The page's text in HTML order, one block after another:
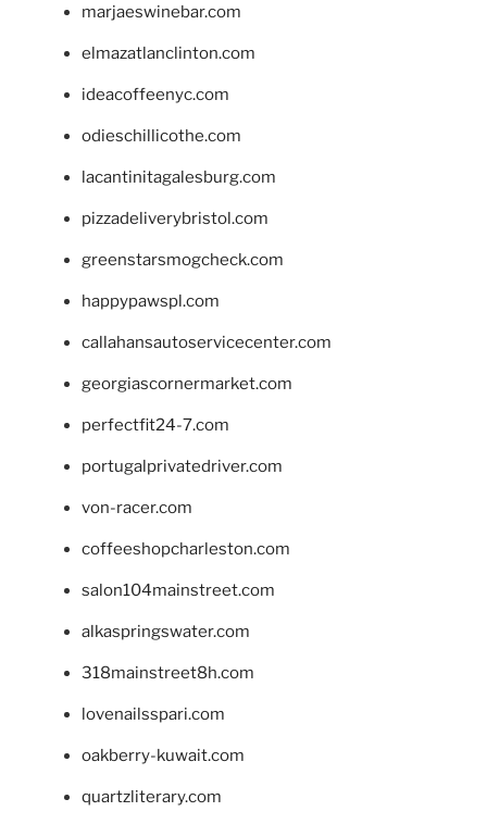
marjaeswinebar.com
elmazatlanclinton.com
ideacoffeenyc.com
odieschillicothe.com
lacantinitagalesburg.com
pizzadeliverybristol.com
greenstarsmogcheck.com
happypawspl.com
callahansautoservicecenter.com
georgiascornermarket.com
perfectfit24-7.com
portugalprivatedriver.com
von-racer.com
coffeeshopcharleston.com
salon104mainstreet.com
alkaspringswater.com
318mainstreet8h.com
lovenailsspari.com
oakberry-kuwait.com
quartzliterary.com